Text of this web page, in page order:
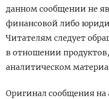
данном сообщении не
финансовой либо
Читателям следует
в отношении
аналитическом
Оригинал сообщения на